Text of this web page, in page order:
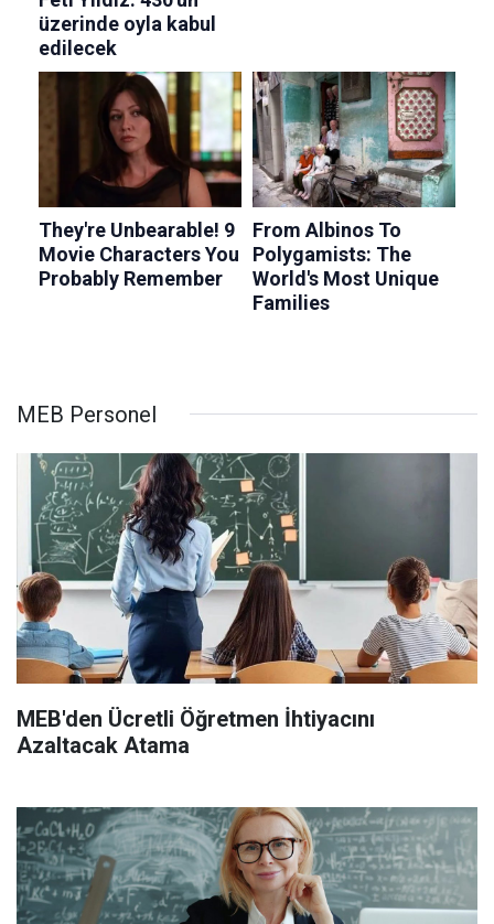
MEB Personel
MEB'den Ücretli Öğretmen İhtiyacını
Azaltacak Atama